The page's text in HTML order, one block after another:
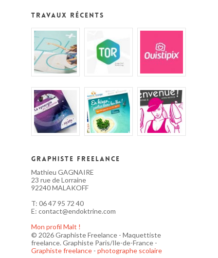
Travaux récents
Graphiste Freelance
Mathieu GAGNAIRE
23 rue de Lorraine
92240 MALAKOFF
T: 06 47 95 72 40
E: contact@endoktrine.com
Mon profil Malt !
© 2026 Graphiste Freelance - Maquettiste
freelance. Graphiste Paris/Ile-de-France -
Graphiste freelance - photographe scolaire